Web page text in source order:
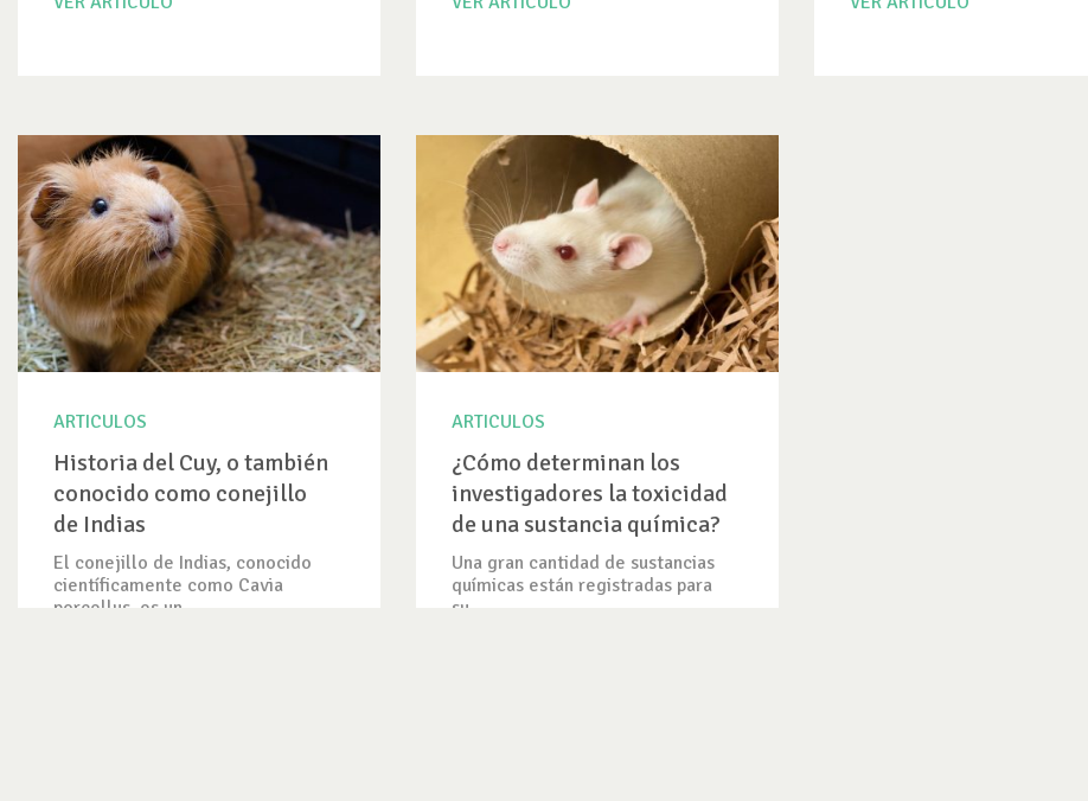
ARTICULOS
Historia del Cuy, o también
conocido como conejillo
de Indias
El conejillo de Indias, conocido
científicamente como Cavia
porcellus, es un...
ARTICULOS
¿Cómo determinan los
investigadores la toxicidad
de una sustancia química?
Una gran cantidad de sustancias
químicas están registradas para
su...